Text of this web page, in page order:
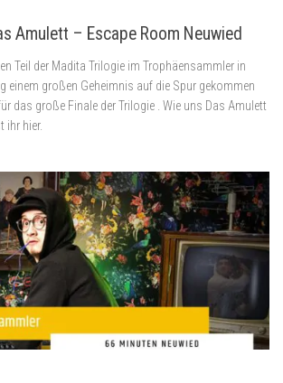
Amulett – Escape Room Neuwied
Teil der Madita Trilogie im Trophäensammler in
einem großen Geheimnis auf die Spur gekommen
das große Finale der Trilogie . Wie uns Das Amulett
ihr hier.